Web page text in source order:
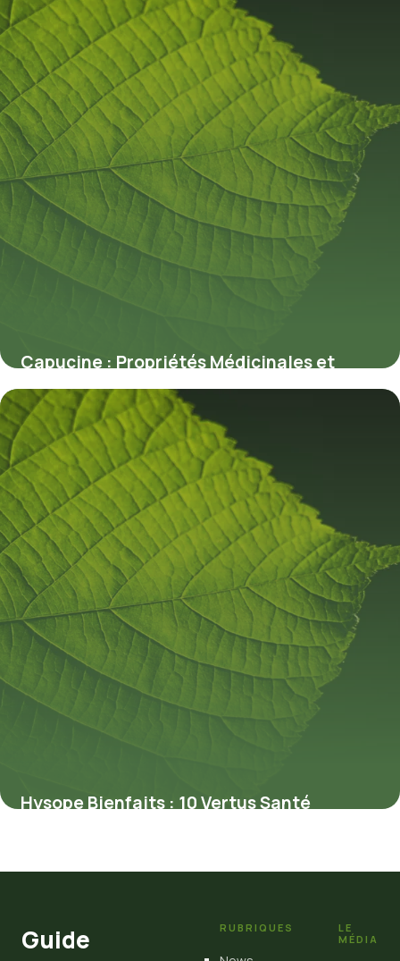
Capucine : Propriétés Médicinales et
Bienfaits
7 juillet 2026
Hysope Bienfaits : 10 Vertus Santé
Guide
RUBRIQUES
LE
MÉDIA